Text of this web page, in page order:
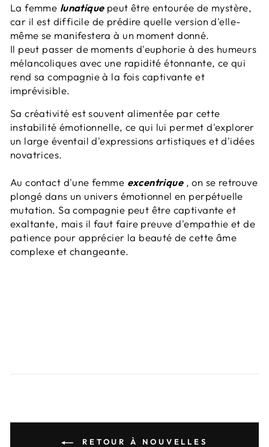
La femme lunatiquepeut être entourée de mystère,
car il est difficile de prédire quelle version d'elle-
même se manifestera à un moment donné.
Il peut passer de moments d'euphorie à des humeurs
mélancoliques avec une rapidité étonnante, ce qui
rend sa compagnie à la fois captivante et
imprévisible.
Sa créativité est souvent alimentée par cette
instabilité émotionnelle, ce qui lui permet d'explorer
un large éventail d'expressions artistiques et d'idées
novatrices.
Au contact d'une femme excentrique, on se retrouve
plongé dans un univers émotionnel en perpétuelle
mutation. Sa compagnie peut être captivante et
exaltante, mais il faut faire preuve d'empathie et de
patience pour apprécier la beauté de cette âme
complexe et changeante.
RETOUR À NOUVELLES